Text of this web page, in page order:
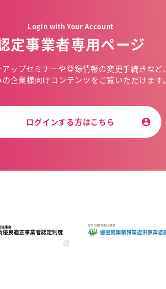
Login with Your Account
定事業者専用ページ
アップセミナーや登録情報の変更手続きなど、
企業様向けコンテンツを ご覧いただけます。
ログインする方はこちら